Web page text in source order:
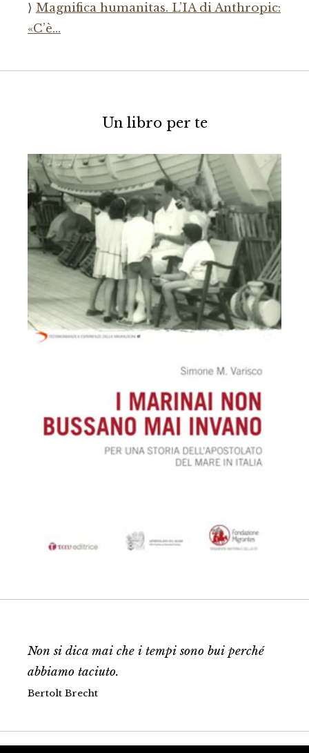
Magnifica humanitas. L’IA di Anthropic:
«C’è…
Un libro per te
Non si dica mai che i tempi sono bui perché
abbiamo taciuto.
Bertolt Brecht